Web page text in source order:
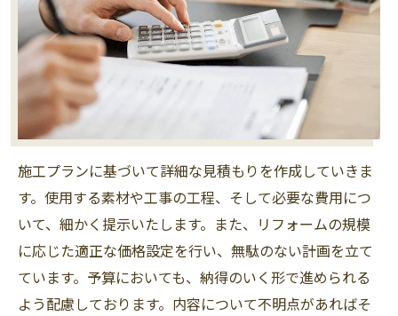
施工プランに基づいて詳細な見積もりを作成していきま
す。使用する素材や工事の工程、そして必要な費用につ
いて、細かく提示いたします。また、リフォームの規模
に応じた適正な価格設定を行い、無駄のない計画を立て
ています。予算においても、納得のいく形で進められる
よう配慮しております。内容について不明点があればそ